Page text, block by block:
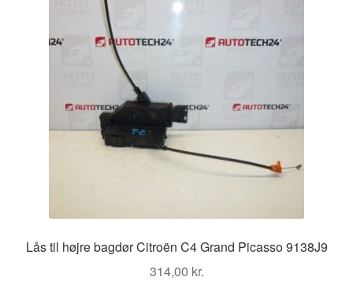
Levering
Om os
Lås til højre bagdør Citroën C4 Grand Picasso 9138J9
314,00 kr.